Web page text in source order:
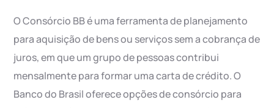
O Consórcio BB é uma ferramenta de planejamento
para aquisição de bens ou serviços sem a cobrança de
juros, em que um grupo de pessoas contribui
mensalmente para formar uma carta de crédito. O
Banco do Brasil oferece opções de consórcio para